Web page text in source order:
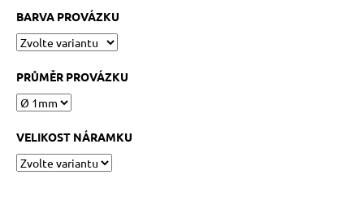
BARVA PROVÁZKU
PRŮMĚR PROVÁZKU
VELIKOST NÁRAMKU
KABBALAH
FIVE
119
Kč
Původně:
Kč